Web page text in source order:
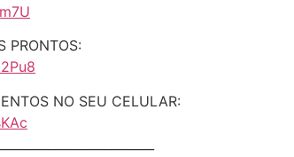
PRONTOS:
NO SEU CELULAR: